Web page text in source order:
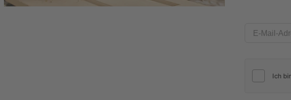
E-Mail-